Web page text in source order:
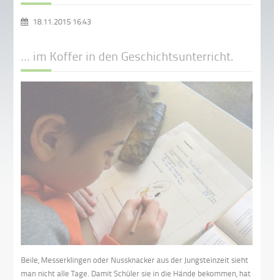
18.11.2015 16:43
... im Koffer in den Geschichtsunterricht.
Beile, Messerklingen oder Nussknacker aus der Jungsteinzeit sieht
man nicht alle Tage. Damit Schüler sie in die Hände bekommen, hat